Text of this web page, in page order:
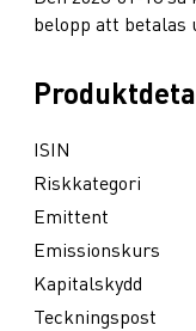
belopp att betalas
ISIN
Riskkategori
Emittent
Emissionskurs
Kapitalskydd
Teckningspost